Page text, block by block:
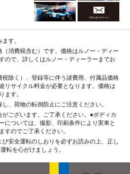
す。
消費税含む）です。価格はルノー・ディー
ので、詳しくはルノー・ディーラーまでお
除く）、登録等に伴う諸費用、付属品価格
リサイクル料金が必要となります。価格は
ます。
、荷物の転倒防止にご注意ください。
ございます。ご了承ください。●ボディカ
については、撮影、印刷条件により実車と
すのでご了承ください。
安全運転のしおりを必ずお読みの上、正し
転を心がけましょう。